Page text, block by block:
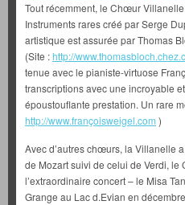
Tout récemment, le Chœur
Instruments rares créé par Serge
artistique est assurée par Thomas
(Site :http://
tenue avec le pianiste-virtuose
transcriptions avec une incroyable
époustouflante prestation. Un rare
http://www.françoisweigel.com )
Avec d’autres chœurs, la Villanelle
de Mozart suivi de celui de Verdi, le
l’extraordinaire concert – le Misa
Grange au Lac d.Evian en